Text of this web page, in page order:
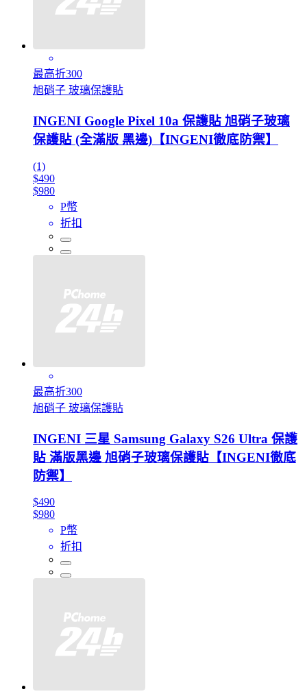
最高折300
旭硝子 玻璃保護貼
INGENI Google Pixel 10a 保護貼 旭硝子玻璃
保護貼 (全滿版 黑邊)【INGENI徹底防禦】
(1)
$490
$980
P幣
折扣
最高折300
旭硝子 玻璃保護貼
INGENI 三星 Samsung Galaxy S26 Ultra 保護
貼 滿版黑邊 旭硝子玻璃保護貼【INGENI徹底
防禦】
$490
$980
P幣
折扣